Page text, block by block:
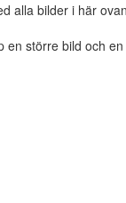
alla bilder i här
en större bild och